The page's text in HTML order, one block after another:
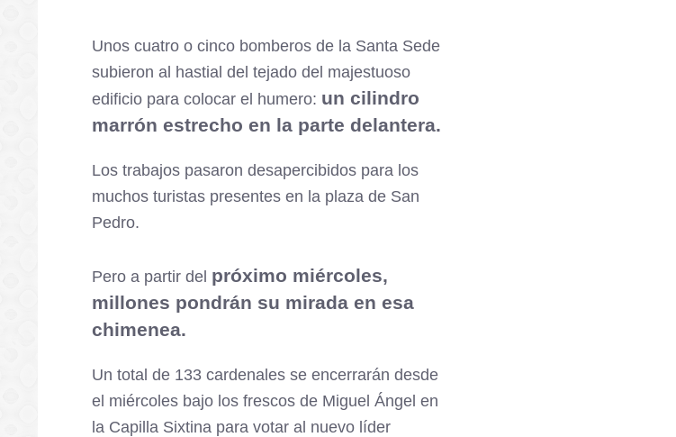
Unos cuatro o cinco bomberos de la Santa Sede
subieron al hastial del tejado del majestuoso
edificio para colocar el humero: un cilindro
marrón estrecho en la parte delantera.
Los trabajos pasaron desapercibidos para los
muchos turistas presentes en la plaza de San
Pedro.
Pero a partir del próximo miércoles,
millones pondrán su mirada en esa
chimenea.
Un total de 133 cardenales se encerrarán desde
el miércoles bajo los frescos de Miguel Ángel en
la Capilla Sixtina para votar al nuevo líder